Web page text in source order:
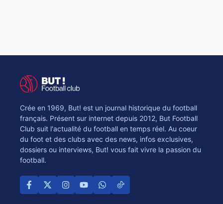
Crée en 1969, But! est un journal historique du football
français. Présent sur internet depuis 2012, But Football
Club suit l'actualité du football en temps réel. Au coeur
du foot et des clubs avec des news, infos exclusives,
dossiers ou interviews, But! vous fait vivre la passion du
football.